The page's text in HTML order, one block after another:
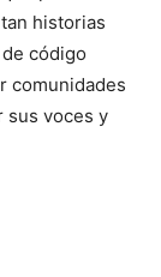
historias
código
comunidades
sus voces y